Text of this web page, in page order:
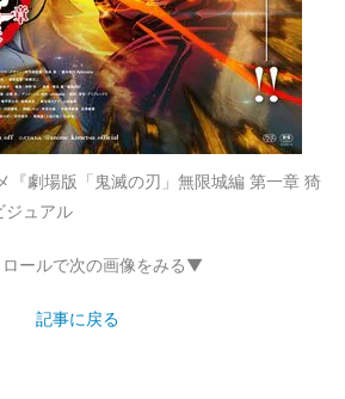
『劇場版「鬼滅の刃」無限城編 第一章 猗
ジュアル
ールで次の画像をみる▼
記事に戻る